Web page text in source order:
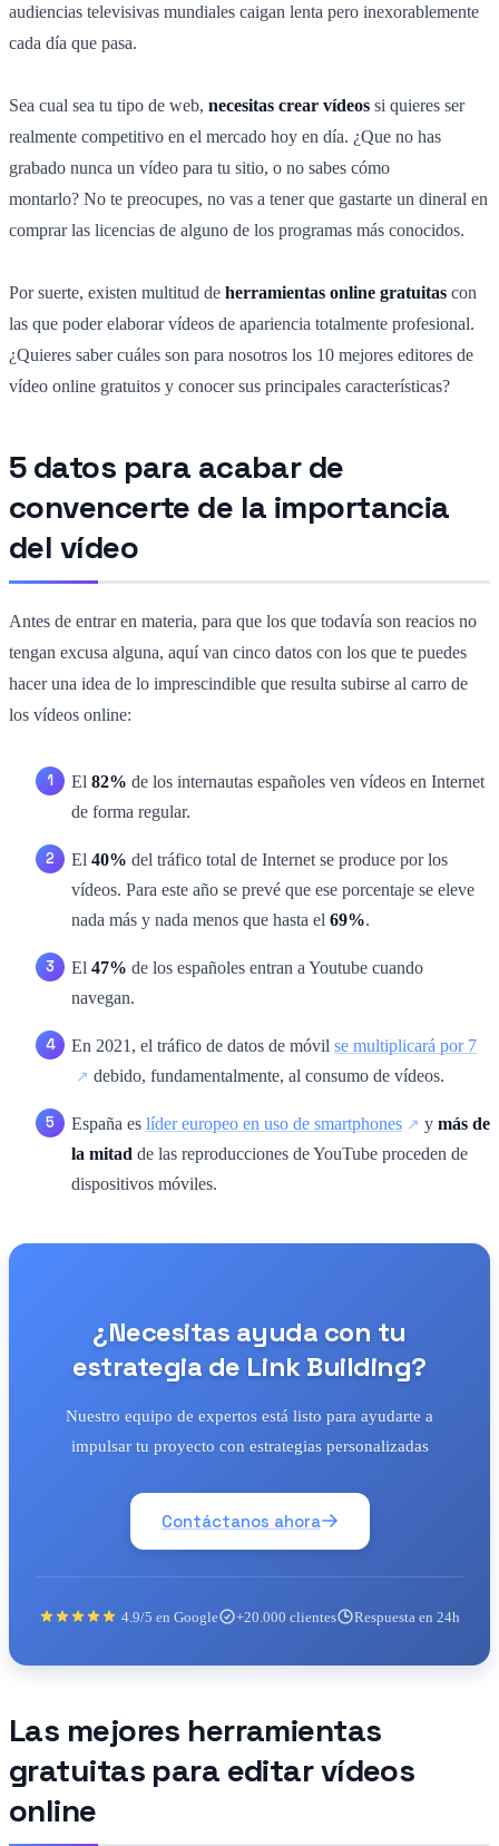
audiencias televisivas mundiales caigan lenta pero inexorablemente
cada día que pasa.
Sea cual sea tu tipo de web, necesitas crear vídeos si quieres ser
realmente competitivo en el mercado hoy en día. ¿Que no has
grabado nunca un vídeo para tu sitio, o no sabes cómo
montarlo? No te preocupes, no vas a tener que gastarte un dineral en
comprar las licencias de alguno de los programas más conocidos.
Por suerte, existen multitud de herramientas online gratuitas con
las que poder elaborar vídeos de apariencia totalmente profesional.
¿Quieres saber cuáles son para nosotros los 10 mejores editores de
vídeo online gratuitos y conocer sus principales características?
5 datos para acabar de
convencerte de la importancia
del vídeo
Antes de entrar en materia, para que los que todavía son reacios no
tengan excusa alguna, aquí van cinco datos con los que te puedes
hacer una idea de lo imprescindible que resulta subirse al carro de
los vídeos online:
El 82% de los internautas españoles ven vídeos en Internet
de forma regular.
El 40% del tráfico total de Internet se produce por los
vídeos. Para este año se prevé que ese porcentaje se eleve
nada más y nada menos que hasta el 69%.
El 47% de los españoles entran a Youtube cuando
navegan.
En 2021, el tráfico de datos de móvil se multiplicará por 7
debido, fundamentalmente, al consumo de vídeos.
España es líder europeo en uso de smartphones y más de
la mitad de las reproducciones de YouTube proceden de
dispositivos móviles.
¿Necesitas ayuda con tu
estrategia de Link Building?
Nuestro equipo de expertos está listo para ayudarte a
impulsar tu proyecto con estrategias personalizadas
Contáctanos ahora
4.9/5 en Google +20.000 clientes Respuesta en 24h
Las mejores herramientas
gratuitas para editar vídeos
online